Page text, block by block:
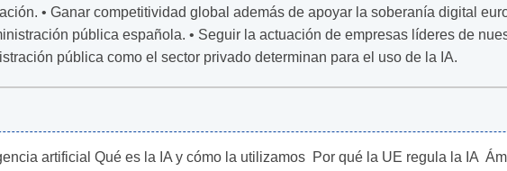
• Ganar competitividad global además de apoyar la soberanía digital
pública española. • Seguir la actuación de empresas líderes de
pública como el sector privado determinan para el uso de la IA.
artificial Qué es la IA y cómo la utilizamos  Por qué la UE regula la IA